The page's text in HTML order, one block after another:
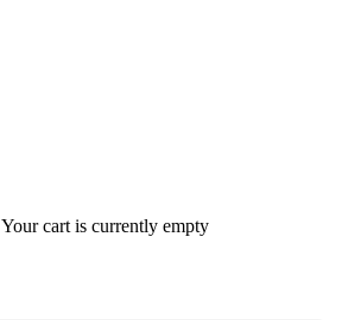
Your cart is currently empty